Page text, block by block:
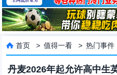
 首页 >值得一看 >热门事件
丹麦2026年起允许高中生